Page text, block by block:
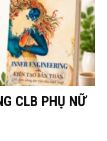
CLB PHỤ NỮ